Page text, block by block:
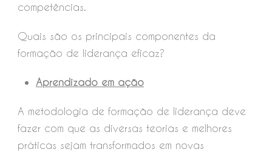
competências.
Quais são os principais componentes da
formação de liderança eficaz?
Aprendizado em ação
A metodologia de formação de liderança deve
fazer com que as diversas teorias e melhores
práticas sejam transformados em novas